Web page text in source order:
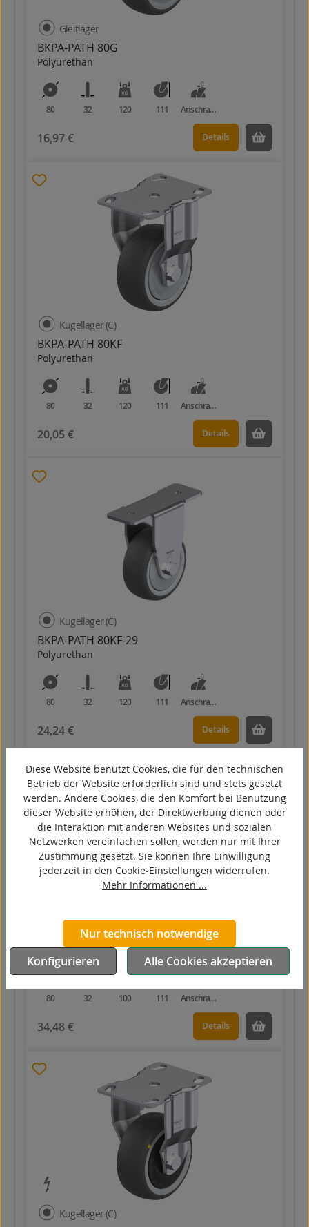
BKPA-PATH 80G
Polyurethan
Gleitlager
80 32 120 111 Anschraubplatte
16,97 € Details
BKPA-PATH 80KF
Polyurethan
Kugellager (C)
80 32 120 111 Anschraubplatte
20,05 € Details
BKPA-PATH 80KF-29
Polyurethan
Kugellager (C)
80 32 120 111 Anschraubplatte
24,24 € Details
BKPA-PATH 80KF-29-ELS
Polyurethan
Kugellager (C)
80 32 100 111 Anschraubplatte
34,48 € Details
Kugellager (C)
Diese Website benutzt Cookies, die für den technischen
Betrieb der Website erforderlich sind und stets gesetzt
werden. Andere Cookies, die den Komfort bei Benutzung
dieser Website erhöhen, der Direktwerbung dienen oder
die Interaktion mit anderen Websites und sozialen
Netzwerken vereinfachen sollen, werden nur mit Ihrer
Zustimmung gesetzt. Sie können Ihre Einwilligung
jederzeit in den Cookie-Einstellungen widerrufen.
Mehr Informationen ...
Nur technisch notwendige
Konfigurieren
Alle Cookies akzeptieren